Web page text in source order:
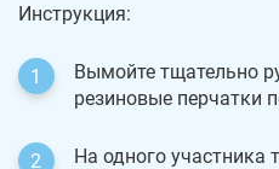
Инструкция:
Вымойте тщательно
резиновые перчатки
На одного участника